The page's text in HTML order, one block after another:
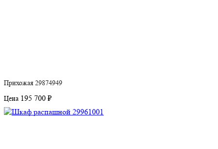
Прихожая 29874949
Цена 195 700 ₽